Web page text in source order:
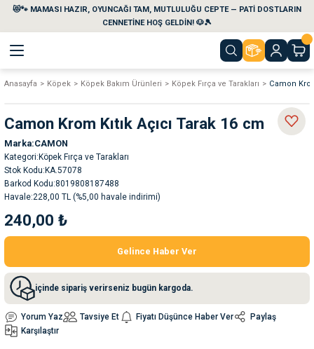
😻🐾 MAMASI HAZIR, OYUNCAĞI TAM, MUTLULUĞU CEPTE — PATİ DOSTLARIN
CENNETİNE HOŞ GELDİN! 🐶🎾
Geri Dön
Geri Dön
Temizlik Ürünleri
Geri Dön
Geri Dön
Geri Dön
Geri Dön
Anasayfa Köpek Köpek Bakım Ürünleri Köpek Fırça ve Tarakları Camon
Camon Krom Kıtık Açıcı Tarak 16 cm
Marka CAMON
Kategori Köpek Fırça ve Tarakları
Stok Kodu KA.57078
Barkod Kodu 8019808187488
Havale 228,00 TL (%5,00 havale indirimi)
240,00 ₺
Gelince Haber Ver
içinde sipariş verirseniz bugün kargoda.
Yorum Yaz Tavsiye Et Fiyatı Düşünce Haber Ver
Paylaş
Karşılaştır